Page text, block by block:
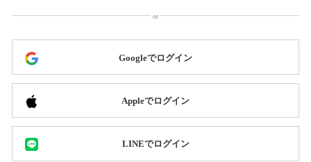
Googleでログイン
Appleでログイン
LINEでログイン